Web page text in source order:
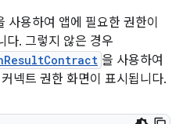
사용하여 앱에 필요한 권한이
다. 그렇지 않은 경우
을 사용하여
넥트 권한 화면이 표시됩니다.